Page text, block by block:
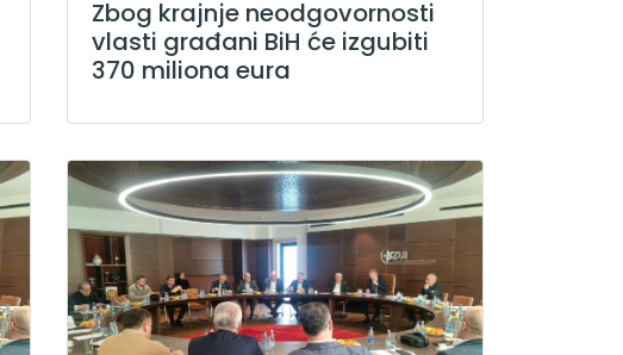
Zbog krajnje neodgovornosti
vlasti građani BiH će izgubiti
370 miliona eura